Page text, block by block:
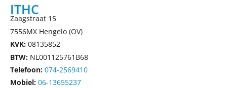
ITHC
Zaagstraat 15
7556MX Hengelo (OV)
KVK: 08135852
BTW: NL001125761B68
Telefoon: 074-2569410
Mobiel: 06-13655237